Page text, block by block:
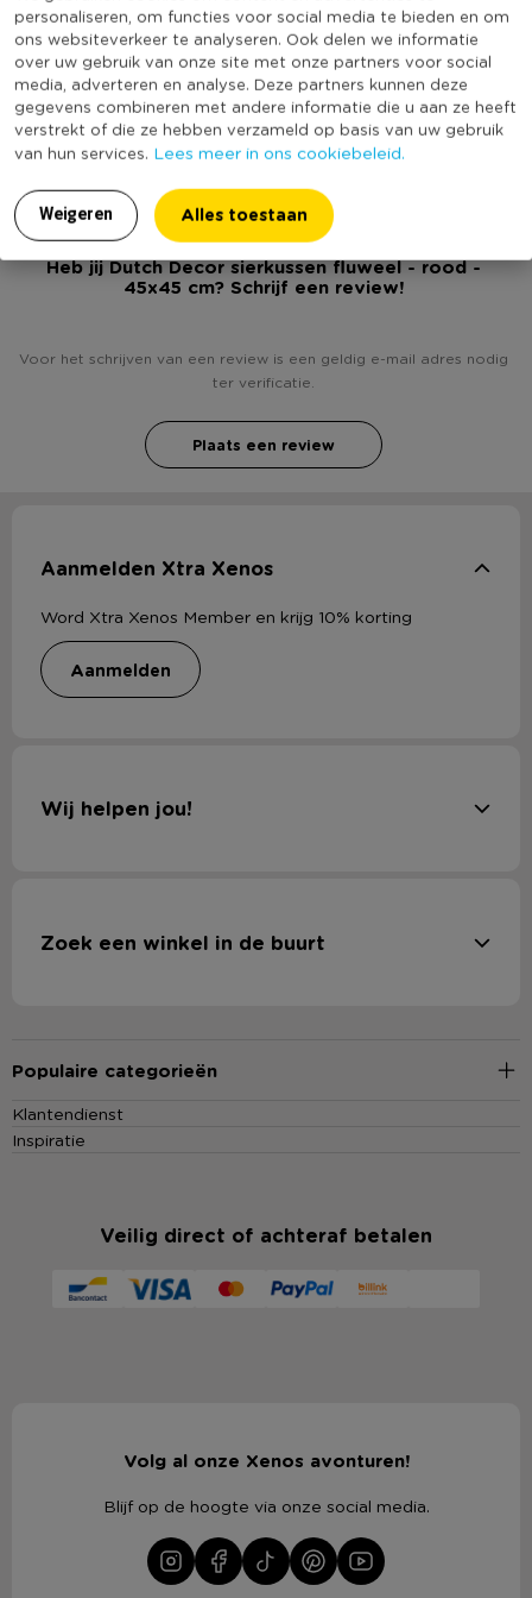
personaliseren, om functies voor social media te bieden en om
ons websiteverkeer te analyseren. Ook delen we informatie
over uw gebruik van onze site met onze partners voor social
media, adverteren en analyse. Deze partners kunnen deze
gegevens combineren met andere informatie die u aan ze heeft
verstrekt of die ze hebben verzameld op basis van uw gebruik
van hun services. Lees meer in ons cookiebeleid.
Weigeren Alles toestaan
Merk
Dutch Decor
Wasbaar
Ja
Met afritsbare hoes
Ja
Duurzaamheidsscore
(Nog) geen score
bekend
Heb jij Dutch Decor sierkussen fluweel - rood -
45x45 cm? Schrijf een review!
Voor het schrijven van een review is een geldig e-mail adres nodig
ter verificatie.
Plaats een review
Aanmelden Xtra Xenos
Word Xtra Xenos Member en krijg 10% korting
aanmelden
Wij helpen jou!
Zoek een winkel in de buurt
Populaire categorieën
Klantendienst
Inspiratie
Veilig direct of achteraf betalen
Volg al onze Xenos avonturen!
Blijf op de hoogte via onze social media.